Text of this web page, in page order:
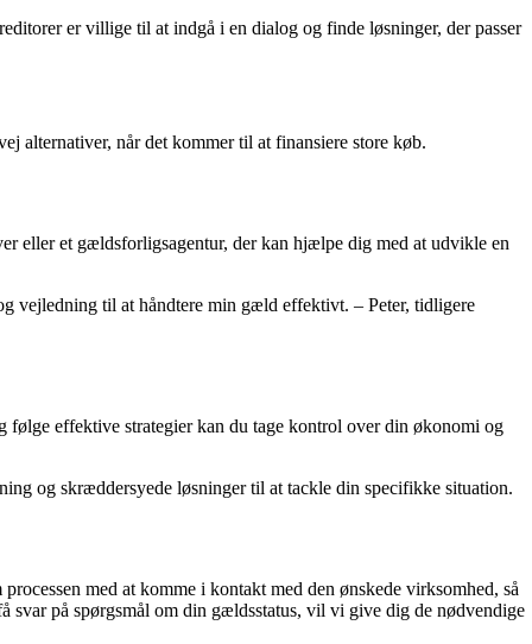
er villige til at indgå i en dialog og finde løsninger, der passer
alternativer, når det kommer til at finansiere store køb.
eller et gældsforligsagentur, der kan hjælpe dig med at udvikle en
vejledning til at håndtere min gæld effektivt. – Peter, tidligere
effektive strategier kan du tage kontrol over din økonomi og
og skræddersyede løsninger til at tackle din specifikke situation.
med at komme i kontakt med den ønskede virksomhed, så
svar på spørgsmål om din gældsstatus, vil vi give dig de nødvendige